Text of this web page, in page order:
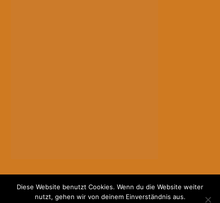
Diese Website benutzt Cookies. Wenn du die Website weiter
nutzt, gehen wir von deinem Einverständnis aus.